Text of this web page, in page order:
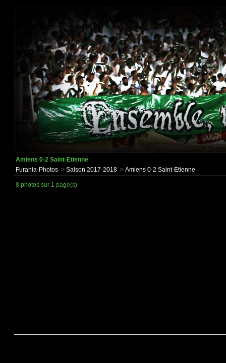
Amiens 0-2 Saint-Etienne
Furania-Photos > Saison 2017-2018 > Amiens 0-2 Saint-Etienne
8 photos sur 1 page(s)